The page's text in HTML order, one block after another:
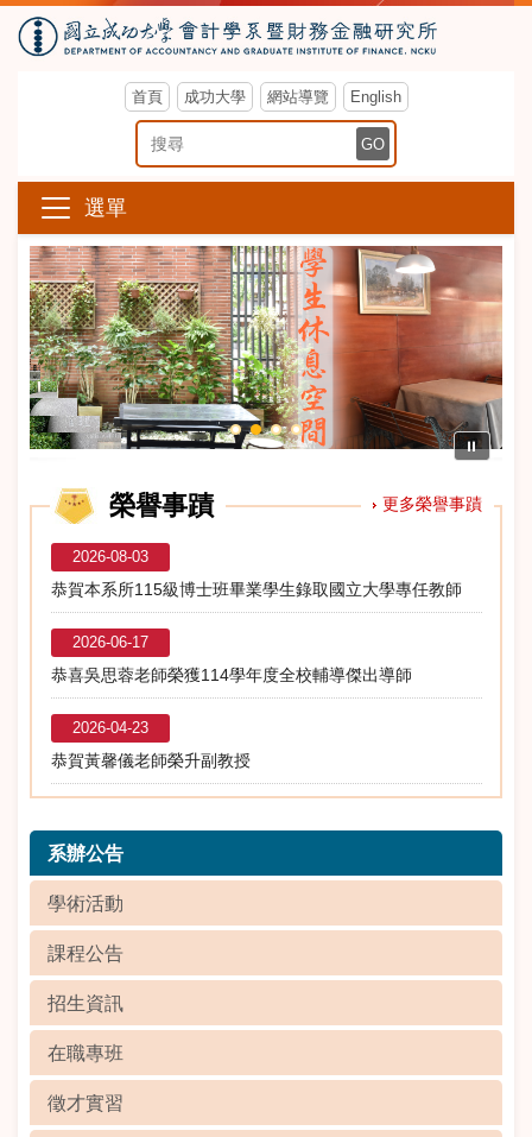
首頁 成功大學 網站導覽 English
搜尋關鍵字 GO
選單
⏸
榮譽事蹟 更多榮譽事蹟
2026-08-03
恭賀本系所115級博士班畢業學生錄取國立大學專任教師
2026-06-17
恭喜吳思蓉老師榮獲114學年度全校輔導傑出導師
2026-04-23
恭賀黃馨儀老師榮升副教授
系辦公告
學術活動
課程公告
招生資訊
在職專班
徵才實習